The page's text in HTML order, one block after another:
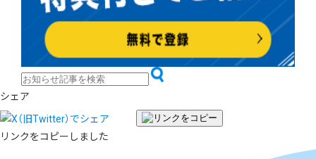
シェア
リンクをコピーしました